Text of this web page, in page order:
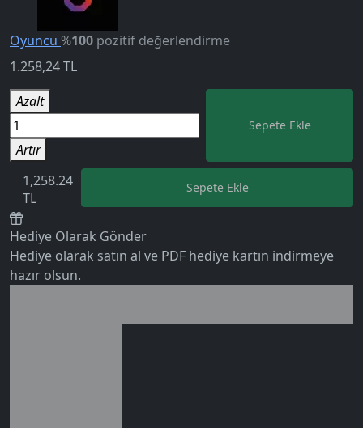
5.0
Oyuncu %100 pozitif değerlendirme
1.258,24TL
Azalt
Artır
Sepete Ekle
1,258.24
TL
Sepete Ekle
Hediye Olarak Gönder
Hediye olarak satın al ve PDF hediye kartın indirmeye
hazır olsun.